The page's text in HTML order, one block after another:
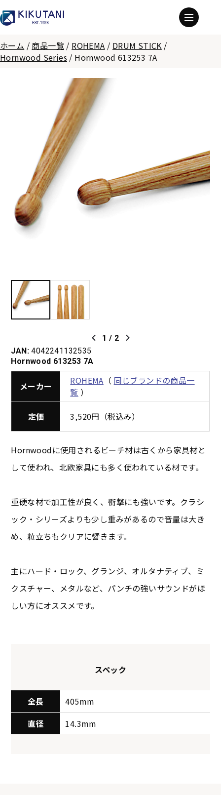
ホーム / 商品一覧 / ROHEMA / DRUM STICK /
Hornwood Series / Hornwood 613253 7A
1 / 2
JAN: 4042241132535
Hornwood 613253 7A
メーカー ROHEMA （ 同じブランドの商品一
覧 ）
定価 3,520円（税込み）
Hornwoodに使用されるビーチ材は古くから家具材と
して使われ、北欧家具にも多く使われている材です。
重硬な材で加工性が良く、衝撃にも強いです。クラシ
ック・シリーズよりも少し重みがあるので音量は大き
め、粒立ちもクリアに響きます。
主にハード・ロック、グランジ、オルタナティブ、ミ
クスチャー、メタルなど、パンチの強いサウンドがほ
しい方にオススメです。
スペック
全長
405mm
直径
14.3mm